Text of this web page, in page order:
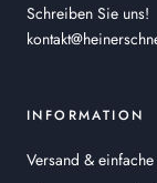
Schreiben Sie uns!
INFORMATION
Versand & einfache